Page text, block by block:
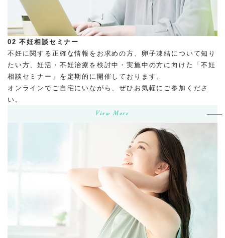
02 不妊相談セミナー
不妊に関する正確な情報をお求めの方、卵子凍結について知り
たい方、妊活・不妊治療を検討中・実施中の方に向けた「不妊
相談セミナー」を定期的に開催しております。
オンラインでご自宅にいながら、ぜひお気軽にご参加くださ
い。
View More